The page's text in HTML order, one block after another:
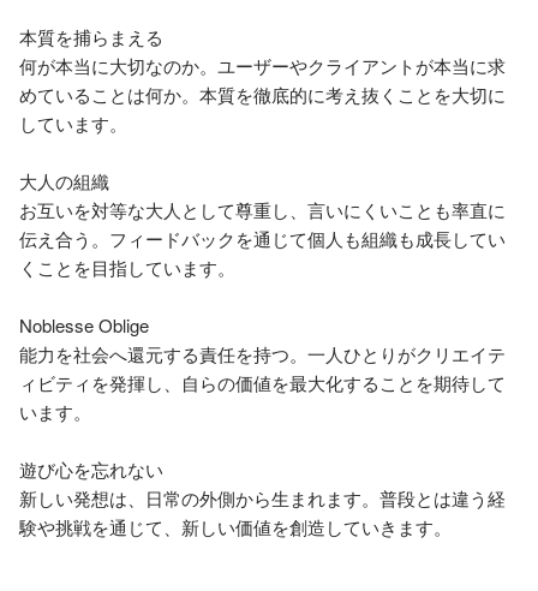
本質を捕らまえる
何が本当に大切なのか。ユーザーやクライアントが本当に求
めていることは何か。本質を徹底的に考え抜くことを大切に
しています。
大人の組織
お互いを対等な大人として尊重し、言いにくいことも率直に
伝え合う。フィードバックを通じて個人も組織も成長してい
くことを目指しています。
Noblesse Oblige
能力を社会へ還元する責任を持つ。一人ひとりがクリエイテ
ィビティを発揮し、自らの価値を最大化することを期待して
います。
遊び心を忘れない
新しい発想は、日常の外側から生まれます。普段とは違う経